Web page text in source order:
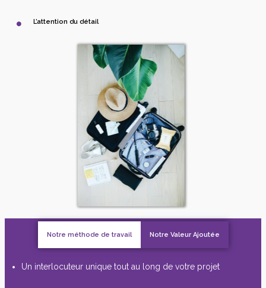
L’attention du détail
Notre méthode de travail Notre Valeur Ajoutée
Un interlocuteur unique tout au long de votre projet